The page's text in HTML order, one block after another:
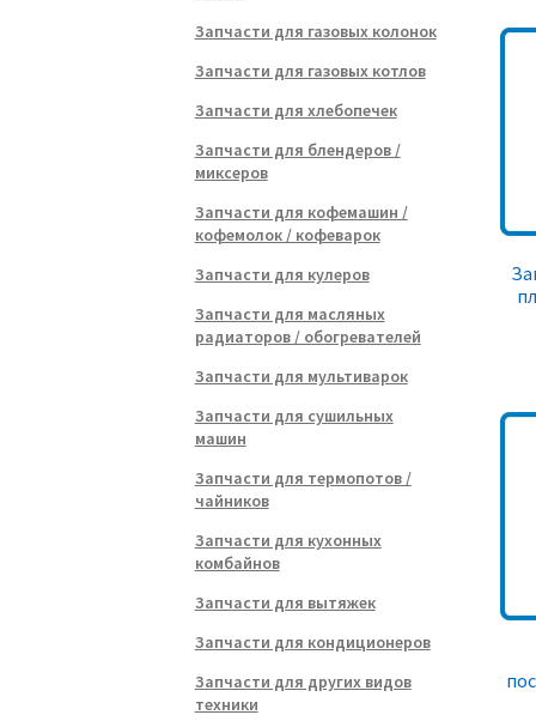
Запчасти для газовых колонок
Запчасти для газовых котлов
Запчасти для хлебопечек
Запчасти для блендеров /
миксеров
Запчасти для кофемашин /
кофемолок / кофеварок
Запчасти для кулеров
Запчасти для масляных
радиаторов / обогревателей
Запчасти для мультиварок
Запчасти для сушильных
машин
Запчасти для термопотов /
чайников
Запчасти для кухонных
комбайнов
Запчасти для вытяжек
Запчасти для кондиционеров
Запчасти для других видов
техники